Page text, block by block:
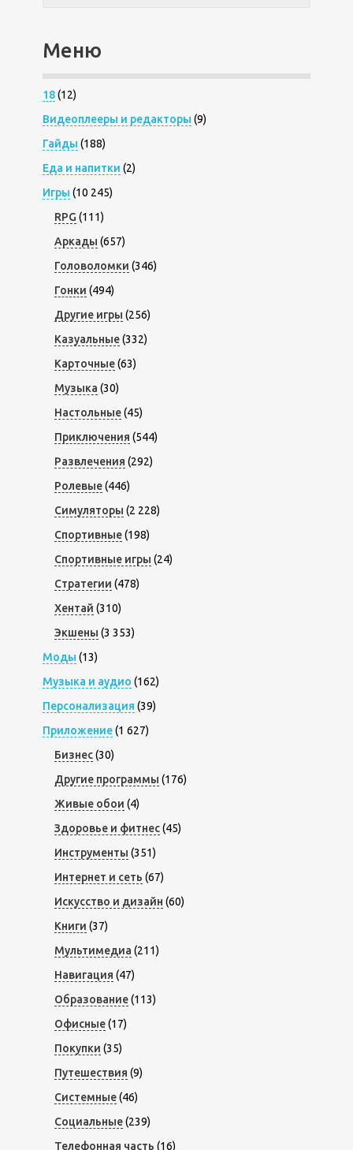
Меню
18(12)
Видеоплееры и редакторы (9)
Гайды (188)
Еда и напитки (2)
Игры (10 245)
RPG (111)
Аркады (657)
Головоломки (346)
Гонки (494)
Другие игры (256)
Казуальные(332)
Карточные(63)
Музыка (30)
Настольные(45)
Приключения (544)
Развлечения (292)
Ролевые(446)
Симуляторы (2 228)
Спортивные(198)
Спортивные игры (24)
Стратегии (478)
Хентай (310)
Экшены (3 353)
Моды (13)
Музыка и аудио (162)
Персонализация (39)
Приложение(1 627)
Бизнес(30)
Другие программы (176)
Живые обои (4)
Здоровье и фитнес(45)
Инструменты (351)
Интернет и сеть (67)
Искусство и дизайн (60)
Книги (37)
Мультимедиа (211)
Навигация (47)
Образование(113)
Офисные(17)
Покупки (35)
Путешествия (9)
Системные(46)
Социальные(239)
Телефонная часть (16)